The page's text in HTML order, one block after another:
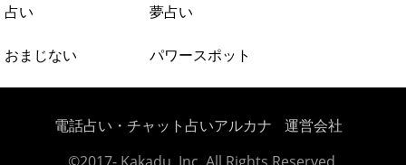
占い 夢占い
おまじない パワースポット
電話占い・チャット占いアルカナ
運営会社